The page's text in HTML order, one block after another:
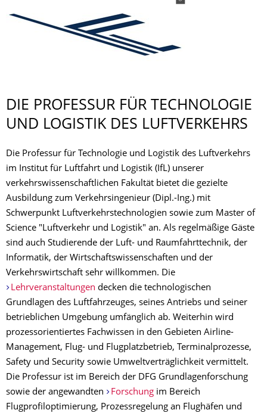
DIE PROFESSUR FÜR TECHNOLOGIE
UND LOGISTIK DES LUFTVERKEHRS
Die Professur für Technologie und Logistik des Luftverkehrs
im Institut für Luftfahrt und Logistik (IfL) unserer
verkehrswissenschaftlichen Fakultät bietet die gezielte
Ausbildung zum Verkehrsingenieur (Dipl.-Ing.) mit
Schwerpunkt Luftverkehrstechnologien sowie zum Master of
Science "Luftverkehr und Logistik" an. Als regelmäßige Gäste
sind auch Studierende der Luft- und Raumfahrttechnik, der
Informatik, der Wirtschaftswissenschaften und der
Verkehrswirtschaft sehr willkommen. Die
Lehrveranstaltungen decken die technologischen
Grundlagen des Luftfahrzeuges, seines Antriebs und seiner
betrieblichen Umgebung umfänglich ab. Weiterhin wird
prozessorientiertes Fachwissen in den Gebieten Airline-
Management, Flug- und Flugplatzbetrieb, Terminalprozesse,
Safety und Security sowie Umweltverträglichkeit vermittelt.
Die Professur ist im Bereich der DFG Grundlagenforschung
sowie der angewandten
Forschungim Bereich
Flugprofiloptimierung, Prozessregelung an Flughäfen und